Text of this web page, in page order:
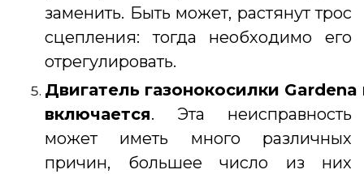
заменить. Быть может, растянут трос
сцепления: тогда необходимо его
отрегулировать.
Двигатель газонокосилки Gardena
включается. Эта неисправность
может иметь много различных
причин, большее число из них